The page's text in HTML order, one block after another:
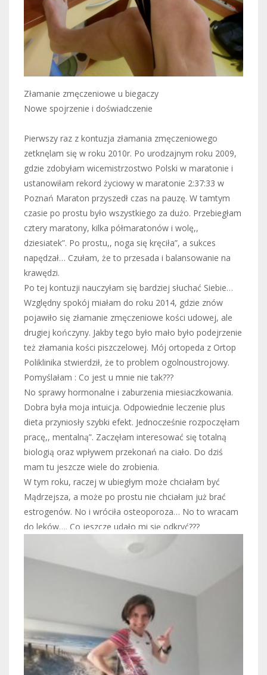
Złamanie zmęczeniowe u biegaczy
Nowe spojrzenie i doświadczenie
Pierwszy raz z kontuzja złamania zmęczeniowego
zetknęlam się w roku 2010r. Po urodzajnym roku 2009,
gdzie zdobyłam wicemistrzostwo Polski w maratonie i
ustanowiłam rekord życiowy w maratonie 2:37:33 w
Poznań Maraton przyszedł czas na pauzę. W tamtym
czasie po prostu było wszystkiego za dużo. Przebiegłam
cztery maratony, kilka półmaratonów i wolę,,
dziesiatek”. Po prostu,, noga się kręciła”, a sukces
napędzał… Czułam, że to przesada i balansowanie na
krawędzi.
Po tej kontuzji nauczyłam się bardziej słuchać Siebie…
Względny spokój miałam do roku 2014, gdzie znów
pojawiło się złamanie zmęczeniowe kości udowej, ale
drugiej kończyny. Jakby tego było mało było podejrzenie
też złamania kości piszczelowej. Mój ortopeda z Ortop
Poliklinika stwierdził, że to problem ogolnoustrojowy.
Pomyślałam : Co jest u mnie nie tak???
No sprawy hormonalne i zaburzenia miesiaczkowania.
Dobra była moja intuicja. Odpowiednie leczenie plus
dieta przyniosły szybki efekt. Jednocześnie rozpoczęłam
pracę,, mentalną”. Zaczęłam interesować się totalną
biologią oraz wpływem przekonań na ciało. Do dziś
mam tu jeszcze wiele do zrobienia.
W tym roku, raczej w ubiegłym może chciałam być
Mądrzejsza, a może po prostu nie chciałam już brać
estrogenów. No i wróciła osteoporoza… No to wracam
do leków…. Co jeszcze udało mi się odkryć???